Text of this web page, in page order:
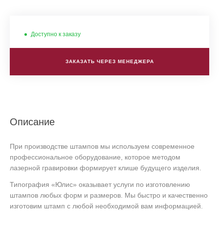
Доступно к заказу
ЗАКАЗАТЬ ЧЕРЕЗ МЕНЕДЖЕРА
Описание
При производстве штампов мы используем современное
профессиональное оборудование, которое методом
лазерной гравировки формирует клише будущего изделия.
Типография «Юлис» оказывает услуги по изготовлению
штампов любых форм и размеров. Мы быстро и качественно
изготовим штамп с любой необходимой вам информацией.